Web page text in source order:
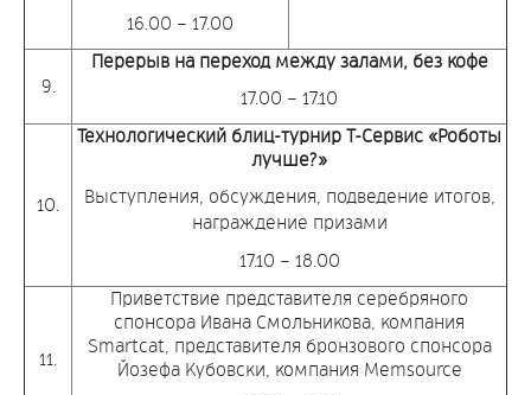
16.00 – 17.00
9.
Перерыв на переход между залами, без кофе
17.00 – 17.10
10.
Технологический блиц-турнир Т-Сервис «Роботы
лучше?»
Выступления, обсуждения, подведение итогов,
награждение призами
17.10 – 18.00
11.
Приветствие представителя серебряного
спонсора Ивана Смольникова, компания
Smartcat, представителя бронзового спонсора
Йозефа Кубовски, компания Memsource